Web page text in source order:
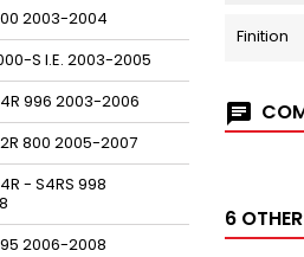
2003-2004
S I.E. 2003-2005
996 2003-2006
800 2005-2007
- S4RS 998
2006-2008
Finition
6